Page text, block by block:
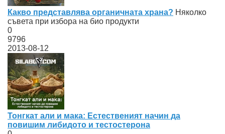
Какво представлява органичната храна? Няколко
съвета при избора на био продукти
0
9796
2013-08-12
Тонгкат али и мака: Естественият начин да
повишим либидото и тестостерона